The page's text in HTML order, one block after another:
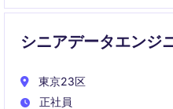
シニアデータエンジ
東京23区
正社員